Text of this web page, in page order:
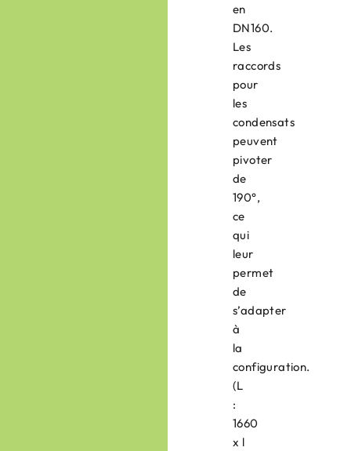
en
DN160.
Les
raccords
pour
les
condensats
peuvent
pivoter
de
190°,
ce
qui
leur
permet
de
s’adapter
à
la
configuration.
(L
:
1660
x l